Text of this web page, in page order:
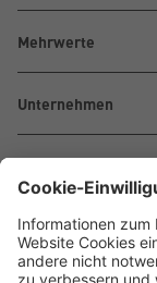
Mehrwerte
Unternehmen